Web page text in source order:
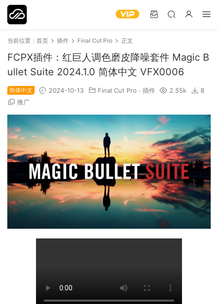
当前位置： 首页 插件 Final Cut Pro 正文
FCPX插件：红巨人调色磨皮降噪套件 Magic B
ullet Suite 2024.1.0 简体中文 VFX0006
简体中文 2024-10-13 Final Cut Pro · 插件 2.55k
8
推广